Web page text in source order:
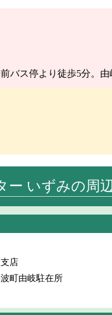
バス停より徒歩5分。由
ー いずみの周
店
町由岐駐在所